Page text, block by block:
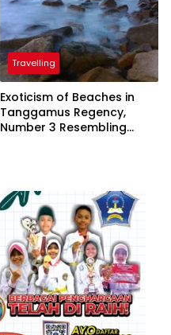
Travelling
Exoticism of Beaches in
Tanggamus Regency,
Number 3 Resembling